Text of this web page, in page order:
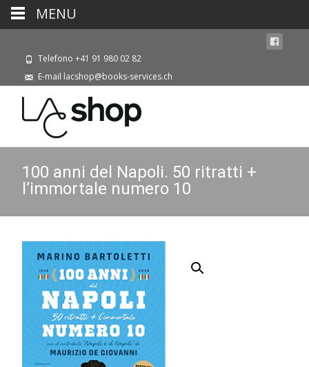
Telefono +41 91 980 02 82
E-mail lacshop@books-services.ch
100 anni del Napoli. 50 ritratti +
l’immortale numero 10
MENU